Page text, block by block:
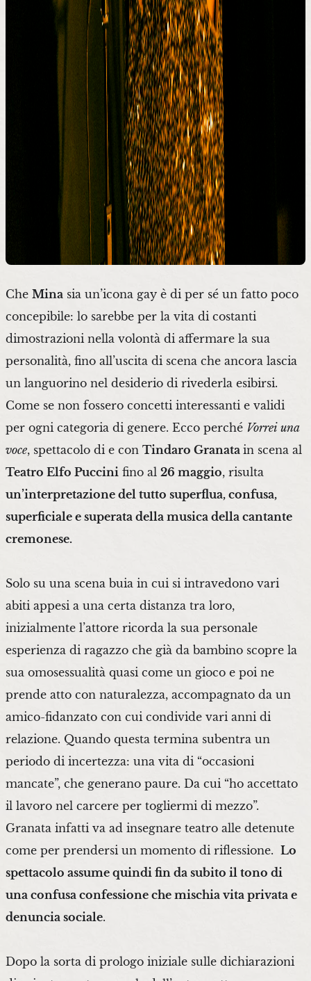
Che Mina sia un’icona gay è di per sé un fatto poco
concepibile: lo sarebbe per la vita di costanti
dimostrazioni nella volontà di affermare la sua
personalità, fino all’uscita di scena che ancora lascia
un languorino nel desiderio di rivederla esibirsi.
Come se non fossero concetti interessanti e validi
per ogni categoria di genere. Ecco perché Vorrei una
voce, spettacolo di e con Tindaro Granata in scena al
Teatro Elfo Puccini fino al 26 maggio, risulta
un’interpretazione del tutto superflua, confusa,
superficiale e superata della musica della cantante
cremonese.
Solo su una scena buia in cui si intravedono vari
abiti appesi a una certa distanza tra loro,
inizialmente l’attore ricorda la sua personale
esperienza di ragazzo che già da bambino scopre la
sua omosessualità quasi come un gioco e poi ne
prende atto con naturalezza, accompagnato da un
amico-fidanzato con cui condivide vari anni di
relazione. Quando questa termina subentra un
periodo di incertezza: una vita di “occasioni
mancate”, che generano paure. Da cui “ho accettato
il lavoro nel carcere per togliermi di mezzo”.
Granata infatti va ad insegnare teatro alle detenute
come per prendersi un momento di riflessione. Lo
spettacolo assume quindi fin da subito il tono di
una confusa confessione che mischia vita privata e
denuncia sociale.
Dopo la sorta di prologo iniziale sulle dichiarazioni